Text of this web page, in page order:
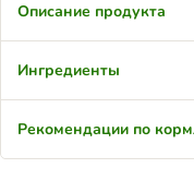
Описание продукта
Ингредиенты
Рекомендации по